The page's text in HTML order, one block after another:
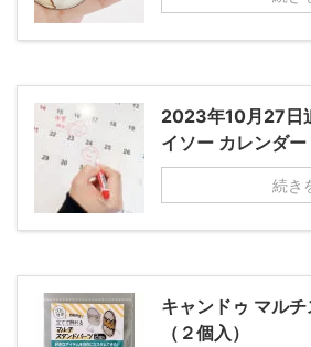
2023年10月27
イソー カレンダ
続き
キャンドゥ マル
（２個入）